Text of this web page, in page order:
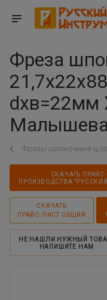
Фреза
Фрезы шпоночные ц/
СКАЧАТЬ
ПРОИЗВОДСТВА
СКАЧАТЬ
ПРАЙС-ЛИСТ ОБЩИЙ
НЕ НАШЛИ НУЖНЫЙ
НАПИШИТЕ НАМ